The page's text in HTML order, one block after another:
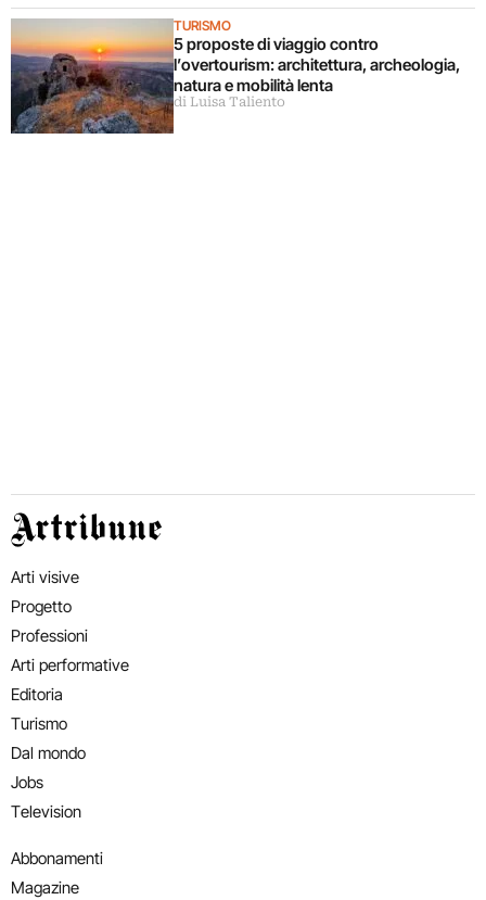
TURISMO
5 proposte di viaggio contro
l’overtourism: architettura, archeologia,
natura e mobilità lenta
di Luisa Taliento
Artribune
Arti visive
Progetto
Professioni
Arti performative
Editoria
Turismo
Dal mondo
Jobs
Television
Abbonamenti
Magazine